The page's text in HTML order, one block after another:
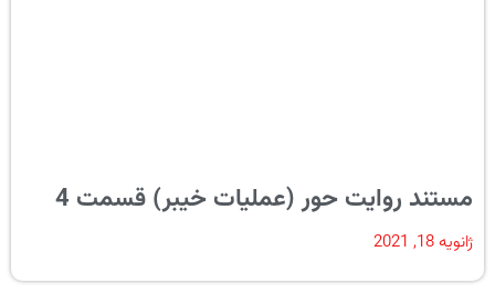
مستند روایت حور (عملیات خیبر) قسمت 4
ژانویه 18, 2021